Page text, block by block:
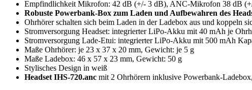
Empfindlichkeit Mikrofon: 42 dB (+/- 3 dB), ANC-Mikrofon 38 dB
Robuste Powerbank-Box zum Laden und Aufbewahren des
Ohrhörer schalten sich beim Laden in der Ladebox aus und koppeln
Stromversorgung Headset: integrierter LiPo-Akku mit 40 mAh je
Stromversorgung Lade-Etui: integrierter LiPo-Akku mit 500 mAh
Maße Ohrhörer: je 23 x 37 x 20 mm, Gewicht: je 5 g
Maße Ladebox: 46 x 57 x 23 mm, Gewicht: 50 g
Stylisches Design in weiß
Headset IHS-720.anc mit 2 Ohrhörern inklusive Powerbank-